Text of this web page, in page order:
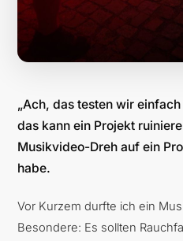
„Ach, das testen wir
das kann ein Projekt
Musikvideo-Dreh auf ein
habe.
Vor Kurzem durfte ich ein
Besondere: Es sollten